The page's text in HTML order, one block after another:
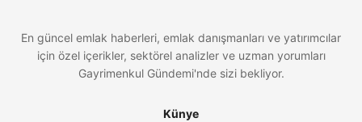
En güncel emlak haberleri, emlak danışmanları ve yatırımcılar
için özel içerikler, sektörel analizler ve uzman yorumları
Gayrimenkul Gündemi'nde sizi bekliyor.
Künye